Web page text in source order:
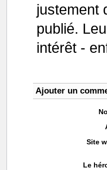
justement
publié.
intérêt -
Ajouter un
Le